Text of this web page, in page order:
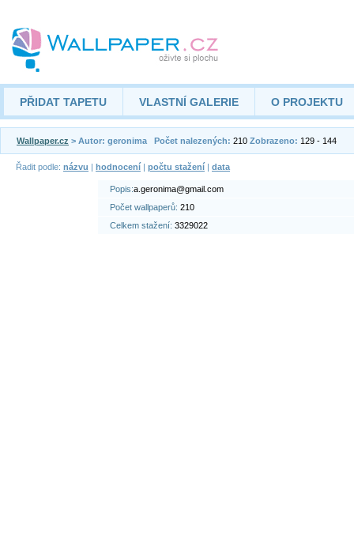
PŘIDAT TAPETU VLASTNÍ GALERIE O PROJEKTU
Wallpaper.cz > Autor: geronima Počet nalezených: 210 Zobrazeno: 129 - 144
Řadit podle: názvu | hodnocení | počtu stažení | data
Popis:a.geronima@gmail.com
Počet wallpaperů: 210
Celkem stažení: 3329022